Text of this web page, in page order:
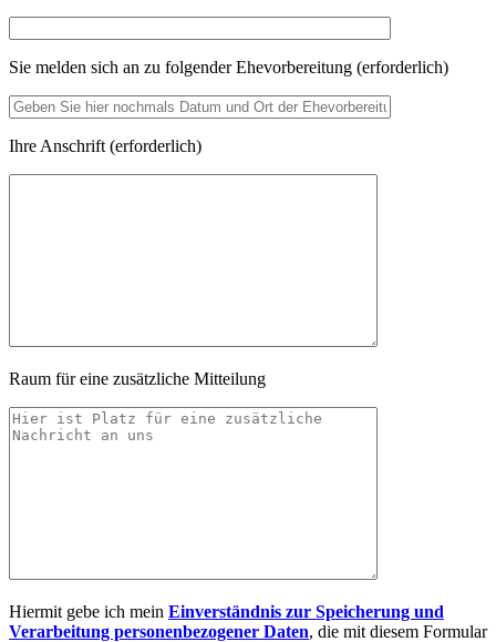
Sie melden sich an zu folgender Ehevorbereitung (erforderlich)
Ihre Anschrift (erforderlich)
Raum für eine zusätzliche Mitteilung
Hiermit gebe ich mein Einverständnis zur Speicherung und
Verarbeitung personenbezogener Daten, die mit diesem Formular